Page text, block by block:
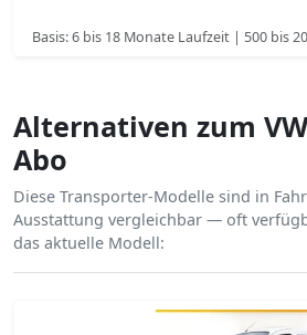
Basis: 6 bis 18 Monate Laufzeit | 500 bis
Alternativen zum
Abo
Diese Transporter-Modelle sind in
Ausstattung vergleichbar — oft
das aktuelle Modell: